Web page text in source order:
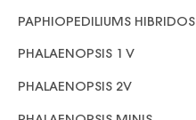
PAPHIOPEDILIUMS HIBRIDOS
PHALAENOPSIS 1 V
PHALAENOPSIS 2V